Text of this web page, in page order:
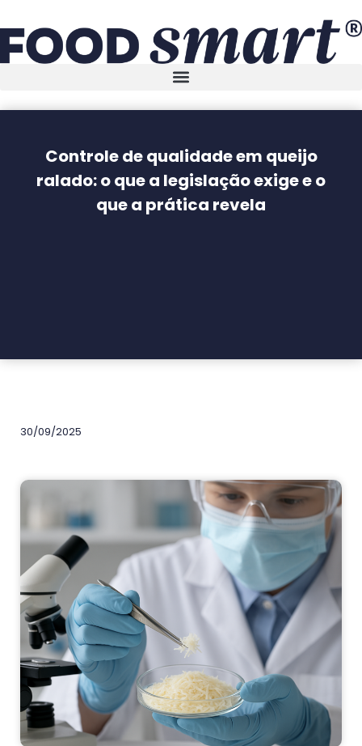
Controle de qualidade em queijo
ralado: o que a legislação exige e o
que a prática revela
30/09/2025